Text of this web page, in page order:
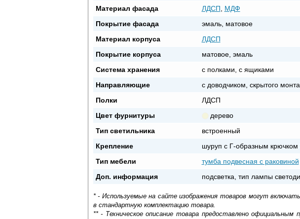
Материал фасада
ЛДСП
МДФ
Покрытие фасада
эмаль, матовое
Материал корпуса
ЛДСП
Покрытие корпуса
матовое, эмаль
Система хранения
с полками, с ящиками
Направляющие
с доводчиком, скрытого
Полки
ЛДСП
Цвет фурнитуры
дерево
Тип светильника
встроенный
Крепление
шуруп с Г-образным крючком
Тип мебели
тумба подвесная с раковиной
Доп. информация
подсветка, тип лампы
* - Используемые на сайте изображения товаров могут
в стандартную комплектацию товара.
** - Техническое описание товара предоставлено